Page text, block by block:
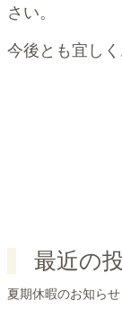
さい。
今後とも宜しく
最近の
夏期休暇のお知らせ